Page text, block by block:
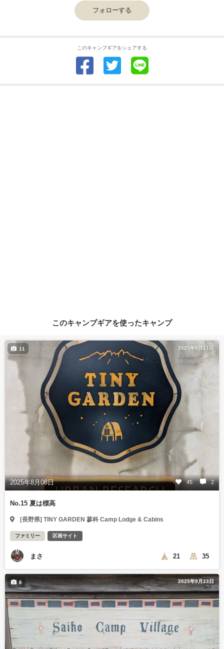
フォローする
このキャンプギアをシェアする
このキャンプギアを使ったキャンプ
2025年8月11日
2025年8月08日 45 2
11
No.15 夏は標高
[長野県] TINY GARDEN 蓼科 Camp Lodge & Cabins
ファミリー 区画サイト
まさ 21 35
2025年9月23日
6